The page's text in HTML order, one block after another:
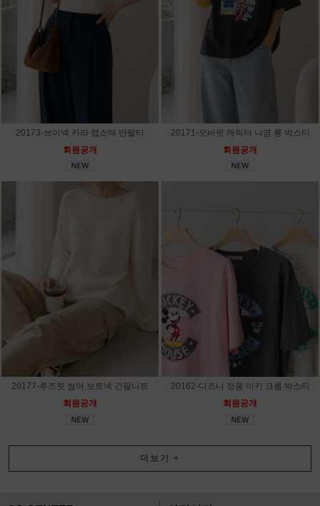
20173-브이넥 카라 캡소매 반팔티
회원공개
20171-오버핏 캐릭터 나염 롱 박스티
회원공개
20177-루즈핏 썸머 보트넥 긴팔니트
회원공개
20162-디즈니 정품 미키 크롭 박스티
회원공개
더보기 +